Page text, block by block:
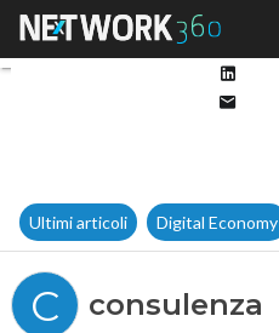
Ultimi articoli Digital Economy
C consulenza